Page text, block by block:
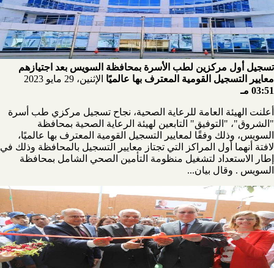
تسجيل أول مركزين لطب الأسرة بمحافظة السويس بعد اجتيازهم
معايير التسجيل القومية المعترف بها عالميًا الإثنين، 29 مايو 2023
03:51 مـ
أعلنت الهيئة العامة للرعاية الصحية، نجاح تسجيل مركزي طب أسرة
"الشروق"، "التوفيق" التابعين لهيئة الرعاية الصحية بمحافظة
السويس، وذلك وفقًا لمعايير التسجيل القومية المعترف بها عالميًا،
لافتة أنهما أول المراكز التي تجتاز معايير التسجيل بالمحافظة وذلك في
إطار الاستعداد لتشغيل منظومة التأمين الصحي الشامل بمحافظة
السويس . وقال بيان...